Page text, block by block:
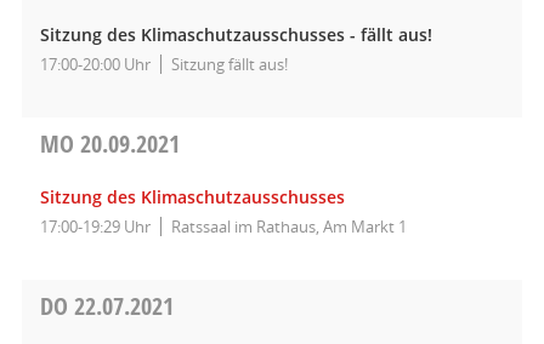
Sitzung des Klimaschutzausschusses - fällt aus!
17:00-20:00 Uhr Sitzung fällt aus!
MO 20.09.2021
Sitzung des Klimaschutzausschusses
17:00-19:29 Uhr Ratssaal im Rathaus, Am Markt 1
DO 22.07.2021